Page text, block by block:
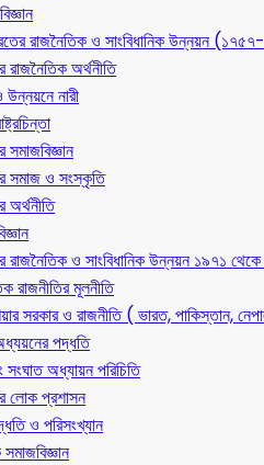
রাজনৈতিক ও সাংবিধানিক উন্নয়ন
রাজনৈতিক অর্থনীতি
নারী
সমাজবিজ্ঞান
সমাজ ও সংস্কৃতি
অর্থনীতি
রাজনৈতিক ও সাংবিধানিক উন্নয়ন ১৯৭১ থেকে
রাজনীতির মূলনীতি
সরকার ও রাজনীতি ( ভারত, পাকিস্তান,
পদ্ধতি
অধ্যায়ন পরিচিতি
লোক প্রশাসন
ও পরিসংখ্যান